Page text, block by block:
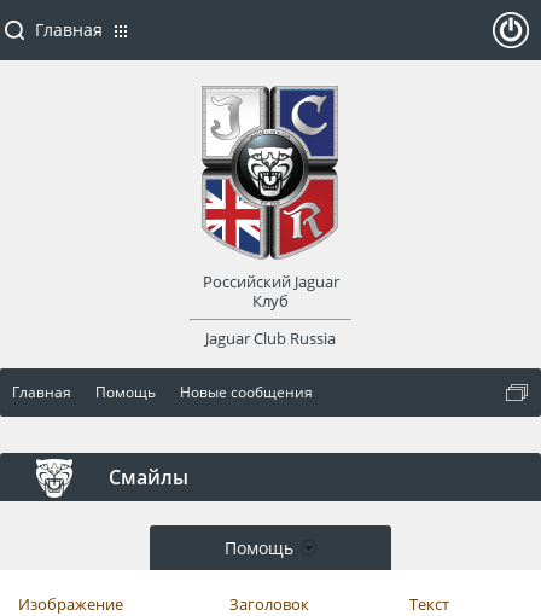
Главная Помощь Новые сообщения
Смайлы
Помощь
Изображение Заголовок
Текст
Главная
Российский Jaguar
Клуб
Jaguar Club Russia
оват